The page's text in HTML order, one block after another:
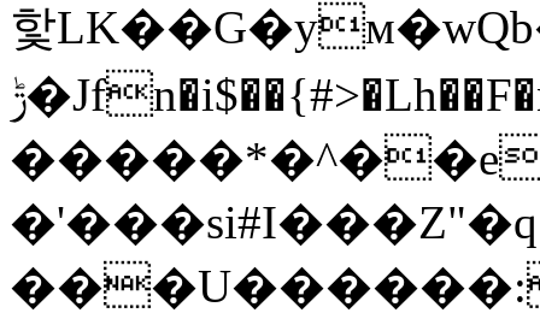
핯
ݱ�Jfn�i$��{#>�Lh��F�nז�*�k_�v��z��{�U3�f�Cy�iطgj��@����P���%��o������������%6}